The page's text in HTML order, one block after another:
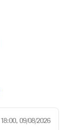
18:00, 09/08/2026